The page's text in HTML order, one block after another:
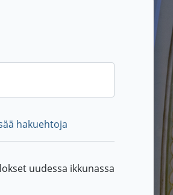
hakuehtoja
uudessa ikkunassa